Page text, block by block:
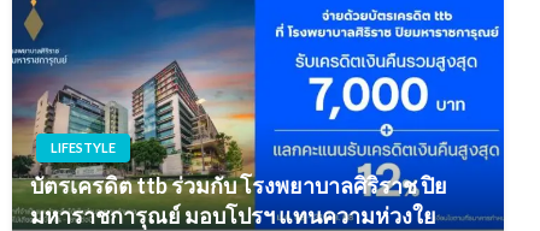
LIFESTYLE
บัตรเครดิต ttb ร่วมกับ โรงพยาบาลศิริราช ปิย
มหาราชการุณย์ มอบโปรฯ แทนความห่วงใย